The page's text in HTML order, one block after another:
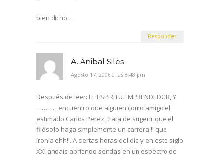
bien dicho…
Responder
A. Anibal Siles
Agosto 17, 2006 a las 8:48 pm
Después de leer: EL ESPIRITU EMPRENDEDOR, Y
……….., encuentro que alguien como amigo el
estimado Carlos Perez, trata de sugerir que el
filósofo haga simplemente un carrera !! que
ironia ehh!!. A ciertas horas del día y en este siglo
XXI andais abriendo sendas en un espectro de